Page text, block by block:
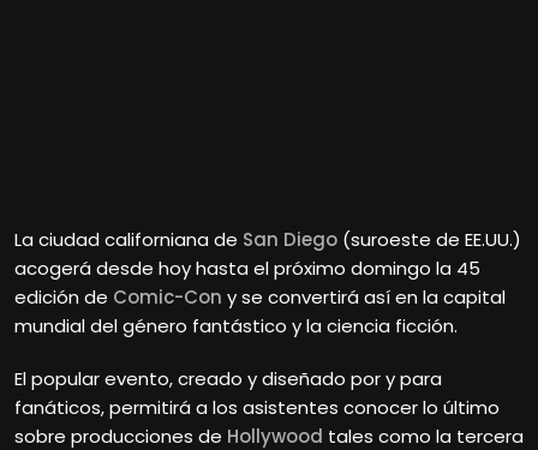
La ciudad californiana de San Diego (suroeste de EE.UU.)
acogerá desde hoy hasta el próximo domingo la 45
edición de Comic-Con y se convertirá así en la capital
mundial del género fantástico y la ciencia ficción.
El popular evento, creado y diseñado por y para
fanáticos, permitirá a los asistentes conocer lo último
sobre producciones de Hollywood tales como la tercera